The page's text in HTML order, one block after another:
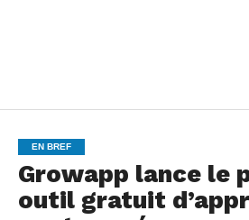
EN BREF
Growapp lance le
outil gratuit